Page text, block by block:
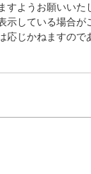
ようお願いいた
している場合が
じかねますので